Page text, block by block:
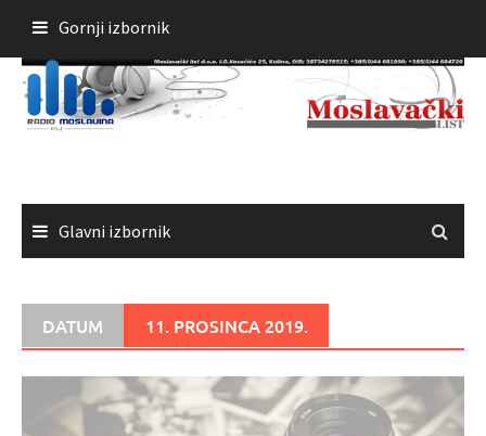
sadržaja
Gornji izbornik
Glavni izbornik
DATUM 11. PROSINCA 2019.